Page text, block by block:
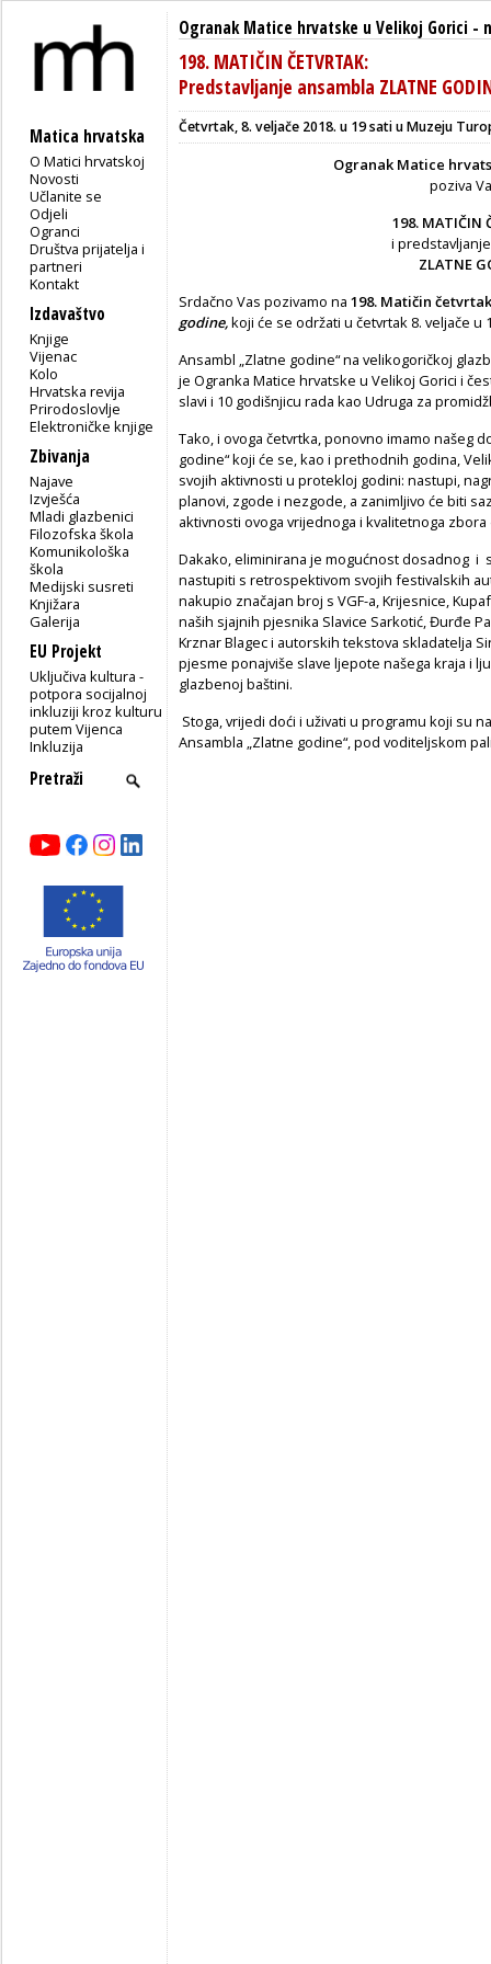
Matica hrvatska
O Matici hrvatskoj
Novosti
Učlanite se
Odjeli
Ogranci
Društva prijatelja i
partneri
Kontakt
Izdavaštvo
Knjige
Vijenac
Kolo
Hrvatska revija
Prirodoslovlje
Elektroničke knjige
Zbivanja
Najave
Izvješća
Mladi glazbenici
Filozofska škola
Komunikološka
škola
Medijski susreti
Knjižara
Galerija
EU Projekt
Uključiva kultura -
potpora socijalnoj
inkluziji kroz kulturu
putem Vijenca
Inkluzija
Ogranak Matice hrvatske u Velikoj Gorici -
198. MATIČIN ČETVRTAK:
Predstavljanje ansambla ZLATNE
Četvrtak, 8. veljače 2018. u 19 sati u Muzeju
Ogranak Matice
poziva
198. MATIČIN
i
ZLATNE
Srdačno Vas pozivamo na 198. Matičin
godine,koji će se održati u četvrtak 8. veljače u
Ansambl „Zlatne godine“ na velikogoričkoj
je Ogranka Matice hrvatske u Velikoj Gorici i
slavi i 10 godišnjicu rada kao Udruga za
Tako, i ovoga četvrtka, ponovno imamo našeg
godine“ koji će se, kao i prethodnih godina,
svojih aktivnosti u protekloj godini: nastupi,
planovi, zgode i nezgode, a zanimljivo će biti
aktivnosti ovoga vrijednoga i kvalitetnoga
Dakako, eliminirana je mogućnost dosadnog i
nastupiti s retrospektivom svojih festivalskih
nakupio značajan broj s VGF-a, Krijesnice,
naših sjajnih pjesnika Slavice Sarkotić, Đurđe
Krznar Blagec i autorskih tekstova skladatelja
pjesme ponajviše slave ljepote našega kraja i
glazbenoj baštini.
Stoga, vrijedi doći i uživati u programu koji su
Ansambla „Zlatne godine“, pod voditeljskom